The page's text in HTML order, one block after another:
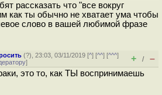
рассказать что "все вокруг
как ты обычно не хватает ума чтобы
слово в вашей любимой фразе
(?), 23:03, 03/11/2019 [^] [^^] [^^^]
] + / –
это то, как ТЫ воспринимаешь